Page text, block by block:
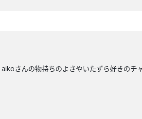
さんの物持ちのよさやいたずら好きのチ